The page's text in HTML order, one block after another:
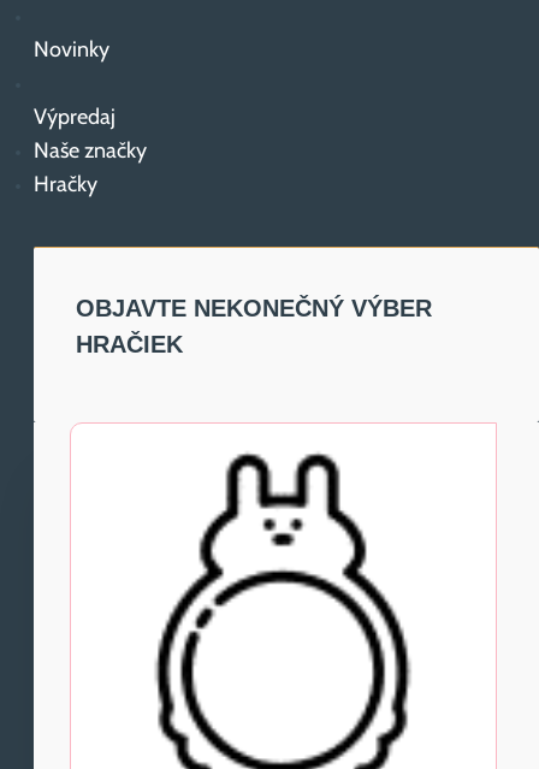
Novinky
Výpredaj
Naše značky
Hračky
OBJAVTE NEKONEČNÝ VÝBER
HRAČIEK